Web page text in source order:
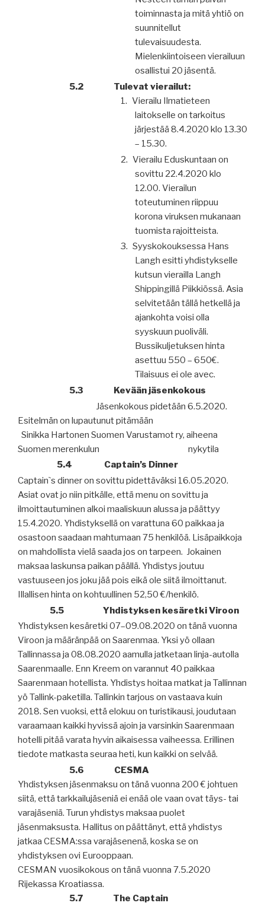
toiminnasta ja mitä yhtiö on
suunnitellut
tulevaisuudesta.
Mielenkiintoiseen vierailuun
osallistui 20 jäsentä.
5.2
Tulevat vierailut:
1. Vierailu Ilmatieteen
laitokselle on tarkoitus
järjestää 8.4.2020 klo 13.30
– 15.30.
2. Vierailu Eduskuntaan on
sovittu 22.4.2020 klo
12.00. Vierailun
toteutuminen riippuu
korona viruksen mukanaan
tuomista rajoitteista.
3. Syyskokouksessa Hans
Langh esitti yhdistykselle
kutsun vierailla Langh
Shippingillä Piikkiössä. Asia
selvitetään tällä hetkellä ja
ajankohta voisi olla
syyskuun puoliväli.
Bussikuljetuksen hinta
asettuu 550 – 650€.
Tilaisuus ei ole avec.
5.3
Kevään jäsenkokous
Jäsenkokous pidetään 6.5.2020.
Esitelmän on lupautunut pitämään
Sinikka Hartonen Suomen Varustamot ry, aiheena
Suomen merenkulun nykytila
5.4 Captain’s Dinner
Captain`s dinner on sovittu pidettäväksi 16.05.2020.
Asiat ovat jo niin pitkälle, että menu on sovittu ja
ilmoittautuminen alkoi maaliskuun alussa ja päättyy
15.4.2020. Yhdistyksellä on varattuna 60 paikkaa ja
osastoon saadaan mahtumaan 75 henkilöä. Lisäpaikkoja
on mahdollista vielä saada jos on tarpeen. Jokainen
maksaa laskunsa paikan päällä. Yhdistys joutuu
vastuuseen jos joku jää pois eikä ole siitä ilmoittanut.
Illallisen hinta on kohtuullinen 52,50 €/henkilö.
Yhdistyksen kesäretki Viroon
Yhdistyksen kesäretki 07–09.08.2020 on tänä vuonna
Viroon ja määränpää on Saarenmaa. Yksi yö ollaan
Tallinnassa ja 08.08.2020 aamulla jatketaan linja-autolla
Saarenmaalle. Enn Kreem on varannut 40 paikkaa
Saarenmaan hotellista. Yhdistys hoitaa matkat ja Tallinnan
yö Tallink-paketilla. Tallinkin tarjous on vastaava kuin
2018. Sen vuoksi, että elokuu on turistikausi, joudutaan
varaamaan kaikki hyvissä ajoin ja varsinkin Saarenmaan
hotelli pitää varata hyvin aikaisessa vaiheessa. Erillinen
tiedote matkasta seuraa heti, kun kaikki on selvää.
5.6
CESMA
Yhdistyksen jäsenmaksu on tänä vuonna 200 € johtuen
siitä, että tarkkailujäseniä ei enää ole vaan ovat täys- tai
varajäseniä. Turun yhdistys maksaa puolet
jäsenmaksusta. Hallitus on päättänyt, että yhdistys
jatkaa CESMA:ssa varajäsenenä, koska se on
yhdistyksen ovi Eurooppaan.
CESMAN vuosikokous on tänä vuonna 7.5.2020
Rijekassa Kroatiassa.
5.7
The Captain